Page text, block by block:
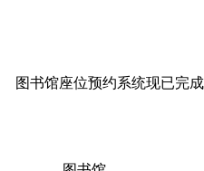
图书馆座位预约系统现已完